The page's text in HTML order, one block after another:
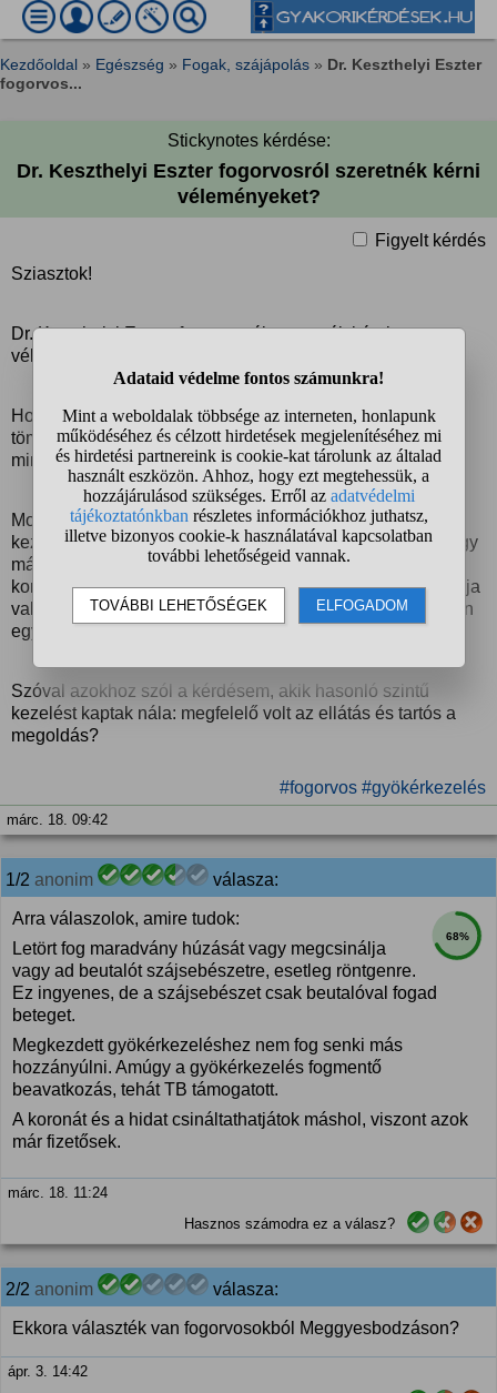
Kezdőoldal » Egészség » Fogak, szájápolás » Dr. Keszthelyi Eszter
fogorvos...
Stickynotes kérdése:
Dr. Keszthelyi Eszter fogorvosról szeretnék kérni
véleményeket?
Figyelt kérdés
Sziasztok!
Dr. Keszthelyi Eszter fogorvosról szeretnék kérni
véleményeket.
Hozzá tartozunk, én már voltam nála fogkőleszedésen és
tömte is egy fogamat. Kedves, szimpatikus és azóta is
minden rendben nálam.
Most viszont férjemnél lenne sajnos aktuális komolyabb
kezelés, egy letört gyökérkezelt fog maradvány húzása, egy
másik megkezdett gyökérkezelés befejezése töméssel és
koronával, illetve egy híd majd a kihúzott fog helyére. (Tudja
valaki, hogy utóbbi kettőt meg lehet-e csináltatni TB alapon
egyáltalán?)
Szóval azokhoz szól a kérdésem, akik hasonló szintű
kezelést kaptak nála: megfelelő volt az ellátás és tartós a
megoldás?
#fogorvos #gyökérkezelés
márc. 18. 09:42
1/2 anonim válasza:
68%
Arra válaszolok, amire tudok:
Letört fog maradvány húzását vagy megcsinálja
vagy ad beutalót szájsebészetre, esetleg röntgenre.
Ez ingyenes, de a szájsebészet csak beutalóval fogad
beteget.
Megkezdett gyökérkezeléshez nem fog senki más
hozzányúlni. Amúgy a gyökérkezelés fogmentő
beavatkozás, tehát TB támogatott.
A koronát és a hidat csináltathatjátok máshol, viszont azok
már fizetősek.
márc. 18. 11:24
Hasznos számodra ez a válasz?
2/2 anonim válasza:
Ekkora választék van fogorvosokból Meggyesbodzáson?
ápr. 3. 14:42